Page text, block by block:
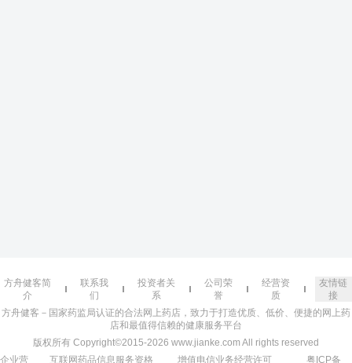
方舟健客简
介
联系我
们
投资者关
系
公司荣
誉
经营资
质
友情链
接
方舟健客－国家药监局认证的合法网上药店，致力于打造优质、低价、便捷的网上药
店和最值得信赖的健康服务平台
版权所有 Copyright©2015-2026 www.jianke.com All rights reserved
企业营
互联网药品信息服务资格 增值电信业务经营许可 粤ICP备